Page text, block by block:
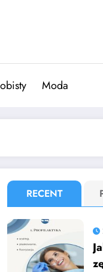
Moda
RECENT